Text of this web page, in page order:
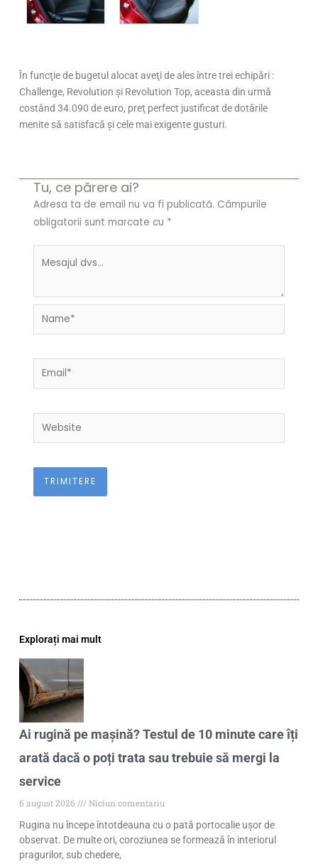
În funcţie de bugetul alocat aveţi de ales între trei echipări :
Challenge, Revolution şi Revolution Top, aceasta din urmă
costând 34.090 de euro, preţ perfect justificat de dotările
menite să satisfacă şi cele mai exigente gusturi.
Tu, ce părere ai?
Adresa ta de email nu va fi publicată. Câmpurile
obligatorii sunt marcate cu *
Name*
Email*
Website
Explorați mai mult
Ai rugină pe mașină? Testul de 10 minute care îți
arată dacă o poți trata sau trebuie să mergi la
service
6 august 2026
Niciun comentariu
Rugina nu începe întotdeauna cu o pată portocalie ușor de
observat. De multe ori, coroziunea se formează în interiorul
pragurilor, sub chedere,